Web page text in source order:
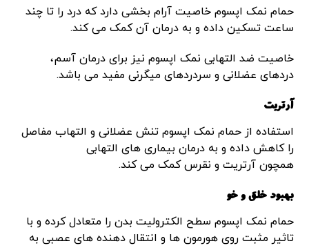
حمام نمک اپسوم خاصیت آرام بخشی دارد که درد را تا چند
ساعت تسکین داده و به درمان آن کمک می کند.
خاصیت ضد التهابی نمک اپسوم نیز برای درمان آسم،
دردهای عضلانی و سردردهای میگرنی مفید می باشد.
آرتریت
استفاده از حمام نمک اپسوم تنش عضلانی و التهاب مفاصل
را کاهش داده و به درمان بیماری های التهابی
همچون آرتریت و نقرس کمک می کند.
بهبود خلق و خو
حمام نمک اپسوم سطح الکترولیت بدن را متعادل کرده و با
تاثیر مثبت روی هورمون ها و انتقال دهنده های عصبی به